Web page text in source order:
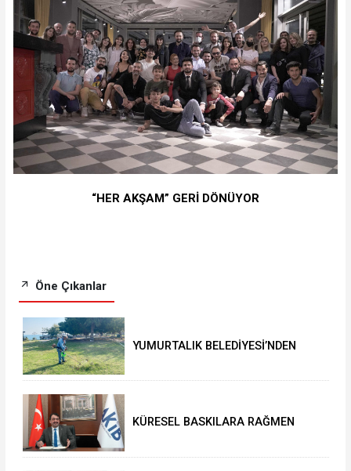
“HER AKŞAM” GERİ DÖNÜYOR
Öne Çıkanlar
YUMURTALIK BELEDİYESİ’NDEN
KÜRESEL BASKILARA RAĞMEN